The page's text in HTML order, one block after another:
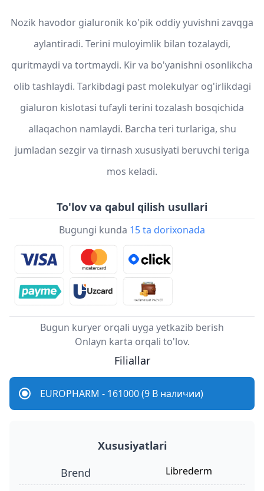
Nozik havodor gialuronik ko'pik oddiy yuvishni zavqga
aylantiradi. Terini muloyimlik bilan tozalaydi,
quritmaydi va tortmaydi. Kir va bo'yanishni osonlikcha
olib tashlaydi. Tarkibdagi past molekulyar og'irlikdagi
gialuron kislotasi tufayli terini tozalash bosqichida
allaqachon namlaydi. Barcha teri turlariga, shu
jumladan sezgir va tirnash xususiyati beruvchi teriga
mos keladi.
To'lov va qabul qilish usullari
Bugungi kunda 15 ta dorixonada
Bugun kuryer orqali uyga yetkazib berish
Onlayn karta orqali to'lov.
Filiallar
EUROPHARM - 161000 (9 В наличии)
Xususiyatlari
Brend
Librederm